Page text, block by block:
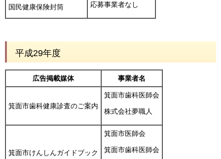
国民健康保険封筒 応募事業者なし
平成29年度
広告掲載媒体 事業者名
箕面市歯科健康診査のご案内
箕面市歯科医師会
株式会社夢職人
箕面市けんしんガイドブック
箕面市医師会
箕面市歯科医師会